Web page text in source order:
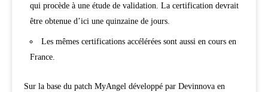
qui procède à une étude de validation. La certification devrait
être obtenue d’ici une quinzaine de jours.
Les mêmes certifications accélérées sont aussi en cours en
France.
Sur la base du patch MyAngel développé par Devinnova en